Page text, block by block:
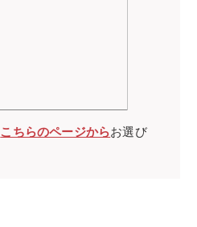
こちらのページからお選び